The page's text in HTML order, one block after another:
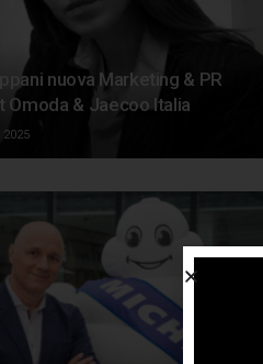
nuova Marketing & PR
Omoda & Jaecoo Italia
2025